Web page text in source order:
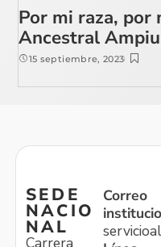
Por mi raza, por
Ancestral
15 septiembre, 2023
SEDE
NACIO
NAL
Carrera
Correo